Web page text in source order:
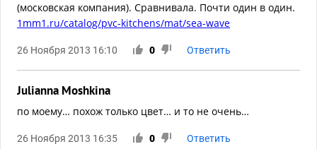
(московская компания). Сравнивала. Почти один в один.
1mm1.ru/catalog/pvc-kitchens/mat/sea-wave
26 Ноября 2013 16:10 0 Ответить
Julianna Moshkina
по моему… похож только цвет… и то не очень…
26 Ноября 2013 16:35 0 Ответить